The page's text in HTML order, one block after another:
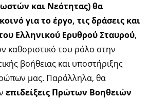
και Νεότητας) θα
για το έργο, τις δράσεις και
Ελληνικού Ερυθρού Σταυρού,
καθοριστικό του ρόλο στην
βοήθειας και υποστήριξης
μας. Παράλληλα, θα
επιδείξεις Πρώτων Βοηθειών